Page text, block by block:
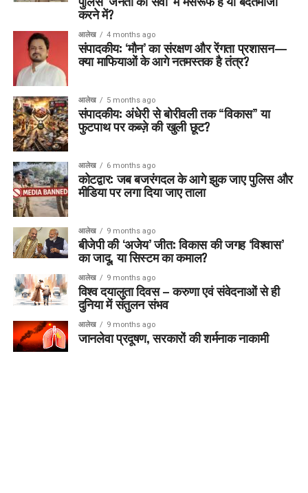
करने में?
आलेख 4 months ago
संपादकीय: ‘मौन’ का संरक्षण और रेंगता प्रशासन—
क्या माफियाओं के आगे नतमस्तक है तंत्र?
आलेख 5 months ago
संपादकीय: अंधेरी से बोरीवली तक “विकास” या
फुटपाथ पर कब्ज़े की खुली छूट?
आलेख 6 months ago
कोटद्वार: जब बजरंगदल के आगे झुक जाए पुलिस और
मीडिया पर लगा दिया जाए ताला
आलेख 9 months ago
बीजेपी की ‘अजेय’ जीत: विकास की जगह ‘विश्वास’
का जादू, या सिस्टम का कमाल?
आलेख 9 months ago
विश्व दयालुता दिवस – करुणा एवं संवेदनाओं से ही
दुनिया में संतुलन संभव
आलेख 9 months ago
जानलेवा प्रदूषण, सरकारों की शर्मनाक नाकामी